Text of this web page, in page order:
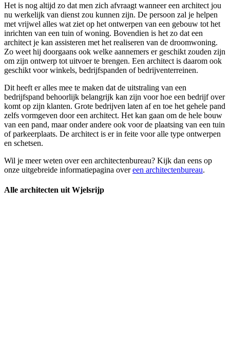
Het is nog altijd zo dat men zich afvraagt wanneer een architect jou
nu werkelijk van dienst zou kunnen zijn. De persoon zal je helpen
met vrijwel alles wat ziet op het ontwerpen van een gebouw tot het
inrichten van een tuin of woning. Bovendien is het zo dat een
architect je kan assisteren met het realiseren van de droomwoning.
Zo weet hij doorgaans ook welke aannemers er geschikt zouden zijn
om zijn ontwerp tot uitvoer te brengen. Een architect is daarom ook
geschikt voor winkels, bedrijfspanden of bedrijventerreinen.
Dit heeft er alles mee te maken dat de uitstraling van een
bedrijfspand behoorlijk belangrijk kan zijn voor hoe een bedrijf over
komt op zijn klanten. Grote bedrijven laten af en toe het gehele pand
zelfs vormgeven door een architect. Het kan gaan om de hele bouw
van een pand, maar onder andere ook voor de plaatsing van een tuin
of parkeerplaats. De architect is er in feite voor alle type ontwerpen
en schetsen.
Wil je meer weten over een architectenbureau? Kijk dan eens op
onze uitgebreide informatiepagina overeen architectenbureau.
Alle architecten uit Wjelsrijp